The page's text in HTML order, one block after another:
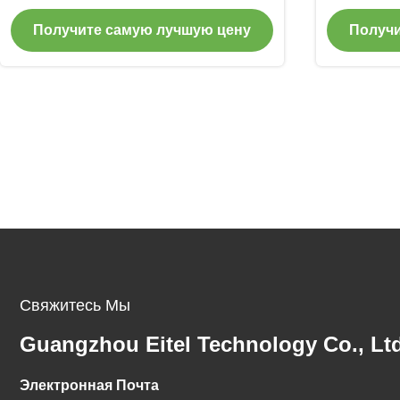
коррозионностойкий 8.7/9/14M
Получите самую лучшую цену
Свяжитесь Мы
Guangzhou Eitel Technology Co.,
Электронная Почта